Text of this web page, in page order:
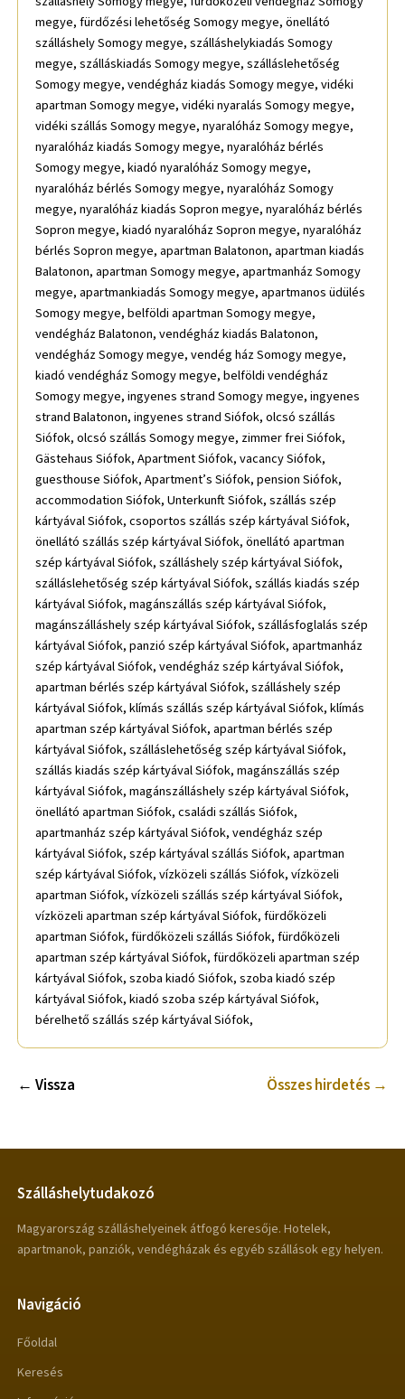
megye, fürdőzési lehetőség Somogy megye, önellátó
szálláshely Somogy megye, szálláshelykiadás Somogy
megye, szálláskiadás Somogy megye, szálláslehetőség
Somogy megye, vendégház kiadás Somogy megye, vidéki
apartman Somogy megye, vidéki nyaralás Somogy megye,
vidéki szállás Somogy megye, nyaralóház Somogy megye,
nyaralóház kiadás Somogy megye, nyaralóház bérlés
Somogy megye, kiadó nyaralóház Somogy megye,
nyaralóház bérlés Somogy megye, nyaralóház Somogy
megye, nyaralóház kiadás Sopron megye, nyaralóház bérlés
Sopron megye, kiadó nyaralóház Sopron megye, nyaralóház
bérlés Sopron megye, apartman Balatonon, apartman kiadás
Balatonon, apartman Somogy megye, apartmanház Somogy
megye, apartmankiadás Somogy megye, apartmanos üdülés
Somogy megye, belföldi apartman Somogy megye,
vendégház Balatonon, vendégház kiadás Balatonon,
vendégház Somogy megye, vendég ház Somogy megye,
kiadó vendégház Somogy megye, belföldi vendégház
Somogy megye, ingyenes strand Somogy megye, ingyenes
strand Balatonon, ingyenes strand Siófok, olcsó szállás
Siófok, olcsó szállás Somogy megye, zimmer frei Siófok,
Gästehaus Siófok, Apartment Siófok, vacancy Siófok,
guesthouse Siófok, Apartment’s Siófok, pension Siófok,
accommodation Siófok, Unterkunft Siófok, szállás szép
kártyával Siófok, csoportos szállás szép kártyával Siófok,
önellátó szállás szép kártyával Siófok, önellátó apartman
szép kártyával Siófok, szálláshely szép kártyával Siófok,
szálláslehetőség szép kártyával Siófok, szállás kiadás szép
kártyával Siófok, magánszállás szép kártyával Siófok,
magánszálláshely szép kártyával Siófok, szállásfoglalás szép
kártyával Siófok, panzió szép kártyával Siófok, apartmanház
szép kártyával Siófok, vendégház szép kártyával Siófok,
apartman bérlés szép kártyával Siófok, szálláshely szép
kártyával Siófok, klímás szállás szép kártyával Siófok, klímás
apartman szép kártyával Siófok, apartman bérlés szép
kártyával Siófok, szálláslehetőség szép kártyával Siófok,
szállás kiadás szép kártyával Siófok, magánszállás szép
kártyával Siófok, magánszálláshely szép kártyával Siófok,
önellátó apartman Siófok, családi szállás Siófok,
apartmanház szép kártyával Siófok, vendégház szép
kártyával Siófok, szép kártyával szállás Siófok, apartman
szép kártyával Siófok, vízközeli szállás Siófok, vízközeli
apartman Siófok, vízközeli szállás szép kártyával Siófok,
vízközeli apartman szép kártyával Siófok, fürdőközeli
apartman Siófok, fürdőközeli szállás Siófok, fürdőközeli
apartman szép kártyával Siófok, fürdőközeli apartman szép
kártyával Siófok, szoba kiadó Siófok, szoba kiadó szép
kártyával Siófok, kiadó szoba szép kártyával Siófok,
bérelhető szállás szép kártyával Siófok,
← Vissza Összes hirdetés →
Szálláshelytudakozó
Magyarország szálláshelyeinek átfogó keresője. Hotelek,
apartmanok, panziók, vendégházak és egyéb szállások egy helyen.
Navigáció
Főoldal
Keresés